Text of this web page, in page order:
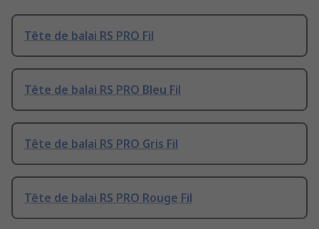
Tête de balai RS PRO Fil
Tête de balai RS PRO Bleu Fil
Tête de balai RS PRO Gris Fil
Tête de balai RS PRO Rouge Fil